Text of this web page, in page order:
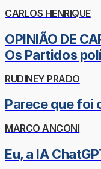
CARLOS HENRIQUE
OPINIÃO DE
Os Partidos
RUDINEY PRADO
Parece que foi
MARCO ANCONI
Eu, a IA